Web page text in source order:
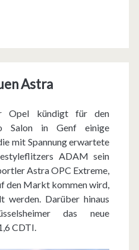
p
L
a
u
b
f
Astra
Opel kündigt für den
Salon in Genf einige
mit Spannung erwartete
ADAM sein
Astra OPC Extreme,
den Markt kommen wird,
werden. Darüber hinaus
das neue
CDTI.